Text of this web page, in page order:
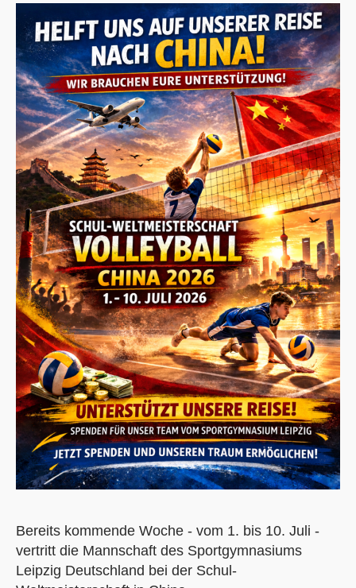
Bereits kommende Woche - vom 1. bis 10. Juli -
vertritt die Mannschaft des Sportgymnasiums
Leipzig Deutschland bei der Schul-